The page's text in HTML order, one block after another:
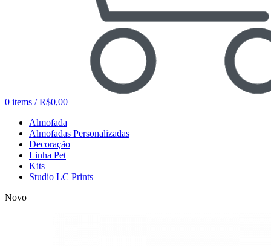
0 items / R$0,00
Almofada
Almofadas Personalizadas
Decoração
Linha Pet
Kits
Studio LC Prints
Novo